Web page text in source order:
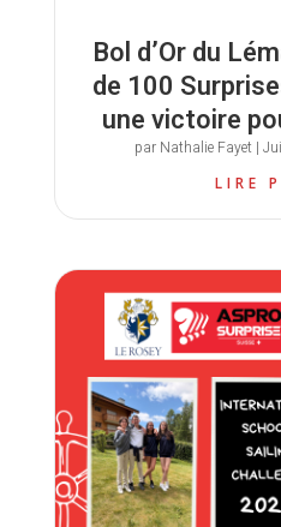
Bol d’Or du
de 100
une victoire
par Nathalie Fayet|
LIRE